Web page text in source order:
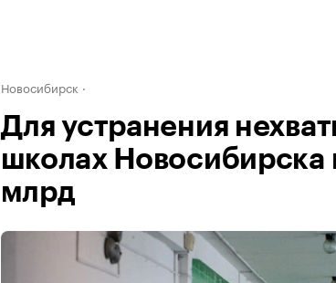
Новосибирск
Для устранения
школах Новосибирска
млрд